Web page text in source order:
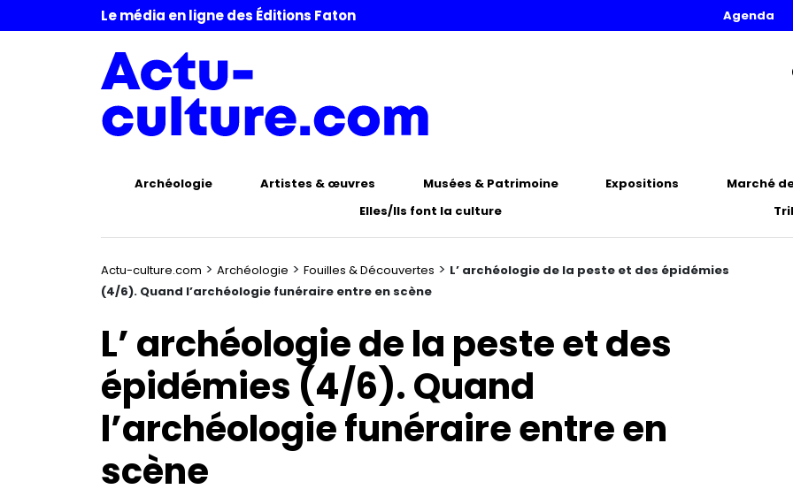
Le média en ligne des Éditions Faton Agenda
Archéologie Artistes & œuvres Musées & Patrimoine Expositions
Marché
Elles/Ils font la culture
Actu-culture.com > Archéologie > Fouilles & Découvertes > L’ archéologie de la peste et des épidémies
(4/6). Quand l’archéologie funéraire entre en scène
L’ archéologie de la peste et des
épidémies (4/6). Quand
l’archéologie funéraire entre en
scène